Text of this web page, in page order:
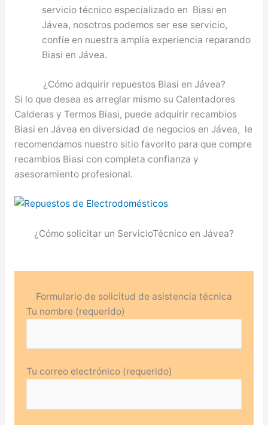
servicio técnico especializado en Biasi en
Jávea, nosotros podemos ser ese servicio,
confíe en nuestra amplia experiencia reparando
Biasi en Jávea.
¿Cómo adquirir repuestos Biasi en Jávea?
Si lo que desea es arreglar mismo su Calentadores
Calderas y Termos Biasi, puede adquirir recambios
Biasi en Jávea en diversidad de negocios en Jávea, le
recomendamos nuestro sitio favorito para que compre
recambios Biasi con completa confianza y
asesoramiento profesional.
¿Cómo solicitar un ServicioTécnico en Jávea?
Formulario de solicitud de asistencia técnica
Tu nombre (requerido)
Tu correo electrónico (requerido)